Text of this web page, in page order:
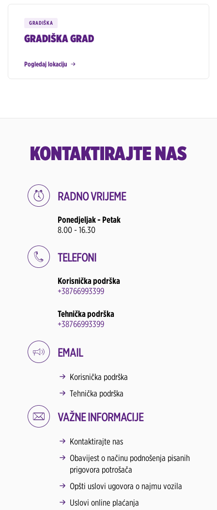
GRADIŠKA
GRADIŠKA GRAD
Pogledaj lokaciju
KONTAKTIRAJTE NAS
RADNO VRIJEME
Ponedjeljak - Petak
8.00 - 16.30
TELEFONI
Korisnička podrška
+38766993399
Tehnička podrška
+38766993399
EMAIL
Korisnička podrška
Tehnička podrška
VAŽNE INFORMACIJE
Kontaktirajte nas
Obavijest o načinu podnošenja pisanih
prigovora potrošača
Opšti uslovi ugovora o najmu vozila
Uslovi online plaćanja